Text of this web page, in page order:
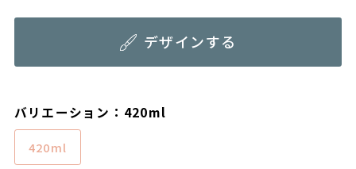
パーソナライズサービス用ギフト用品
パーソナライズ商品と通常商品が同時にカートに
入っていると、注文画面に進むことができませ
ん。お手数ですがパーソナライズ商品と通常商品
バリエーション：420ml
420ml
デザインする